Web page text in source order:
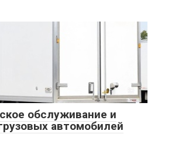
обслуживание и
автомобилей